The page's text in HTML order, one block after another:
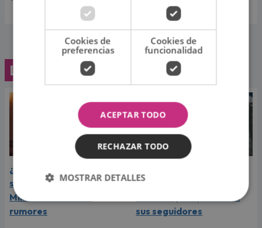
Lo último
¿Greeicy espera a su
segundo hijo? Video de
Mike Bahía desata
rumores
de sus éxitos es su
favorito y sorprendió a
sus seguidores
Cookies de
preferencias
Cookies de
funcionalidad
ACEPTAR TODO
RECHAZAR TODO
MOSTRAR DETALLES